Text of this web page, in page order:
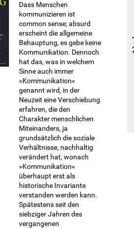
Dass Menschen
kommunizieren ist
common sense; absurd
erscheint die allgemeine
Behauptung, es gebe keine
Kommunikation. Dennoch
hat das, was in welchem
Sinne auch immer
»Kommunikation«
genannt wird, in der
Neuzeit eine Verschiebung
erfahren, die den
Charakter menschlichen
Miteinanders, ja
grundsätzlich die soziale
Verhältnisse, nachhaltig
verändert hat, wonach
»Kommunikation«
überhaupt erst als
historische Invariante
verstanden werden kann.
Spätestens seit den
siebziger Jahren des
vergangenen